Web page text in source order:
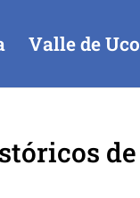
Valle de Uco
de